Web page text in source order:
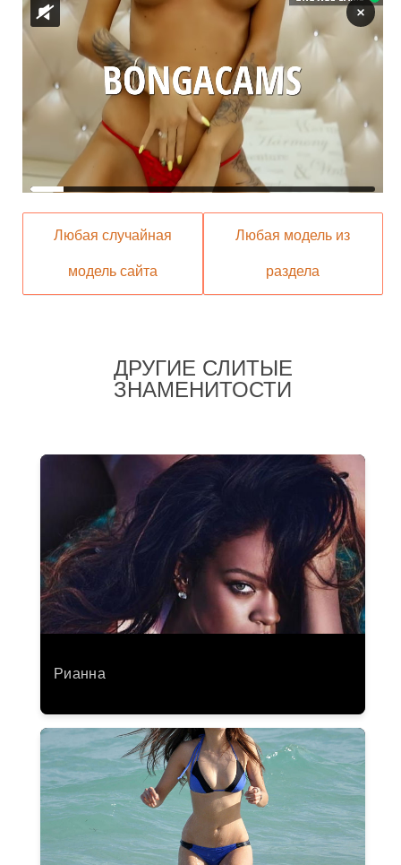
Любая случайная
модель сайта
Любая модель из
раздела
ДРУГИЕ СЛИТЫЕ
ЗНАМЕНИТОСТИ
Рианна